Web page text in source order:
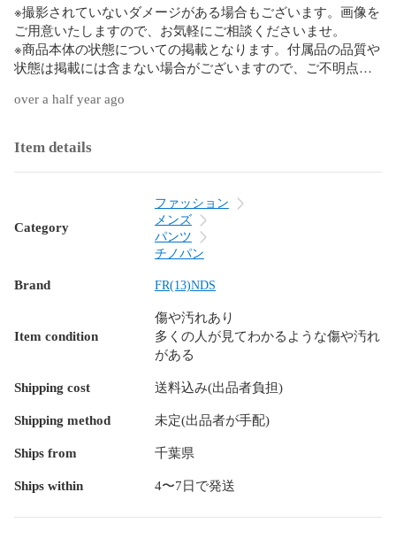
※撮影されていないダメージがある場合もございます。画像を
ご用意いたしますので、お気軽にご相談くださいませ。
※商品本体の状態についての掲載となります。付属品の品質や
状態は掲載には含まない場合がございますので、ご不明点が
N...新品～未使用品
S...新品同様品または試着程度の使用感があります。
A...使用感の少ない比較的状態の良い中古品になります。
になります。
C...汚れ・ダメージが多数見受けられ難がある中古品になりま
す。
≪注意事項はプロフィール欄をご覧くださいませ。≫
over a half year ago
Item details
Category
ファッション
メンズ
パンツ
チノパン
Brand FR(13)NDS
Item condition
傷や汚れあり
多くの人が見てわかるような傷や汚れ
がある
Shipping cost 送料込み(出品者負担)
Shipping method 未定(出品者が手配)
Ships from 千葉県
Ships within 4〜7日で発送